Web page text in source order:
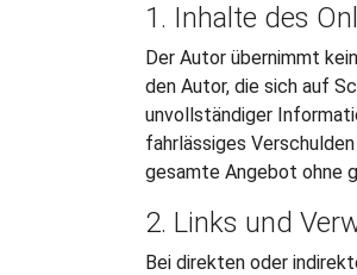
1. Inhalte des
Der Autor übernimmt
den Autor, die sich auf
unvollständiger
fahrlässiges
gesamte Angebot ohne
2. Links und
Bei direkten oder